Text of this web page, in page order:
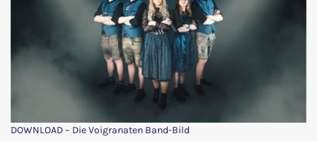
DOWNLOAD – Die Voigranaten Band-Bild